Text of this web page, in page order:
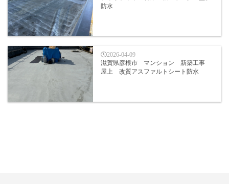
防水
2026-04-09
滋賀県彦根市 マンション 新築工事
屋上 改質アスファルトシート防水